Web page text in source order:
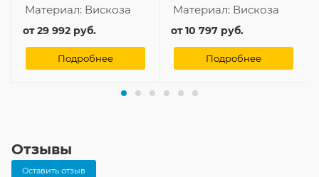
Материал: Вискоза
от29 992 руб.
Подробнее
Материал: Вискоза
от10 797 руб.
Подробнее
Отзывы
Оставить отзыв